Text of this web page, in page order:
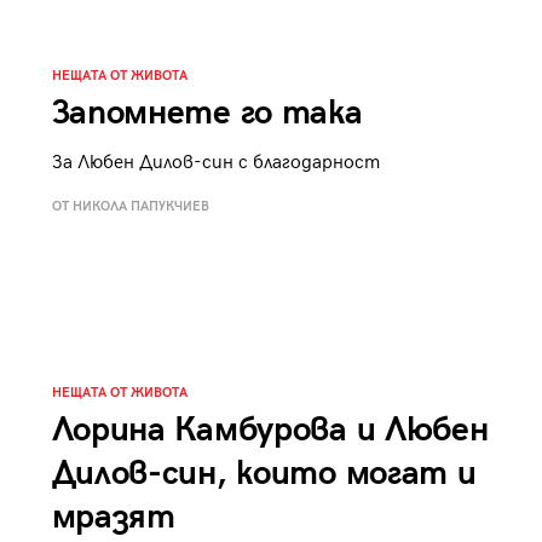
НЕЩАТА ОТ ЖИВОТА
Запомнете го така
За Любен Дилов-син с благодарност
ОТ НИКОЛА ПАПУКЧИЕВ
НЕЩАТА ОТ ЖИВОТА
Лорина Камбурова и Любен
Дилов-син, които могат и
мразят
се пие на Лазурния бряг